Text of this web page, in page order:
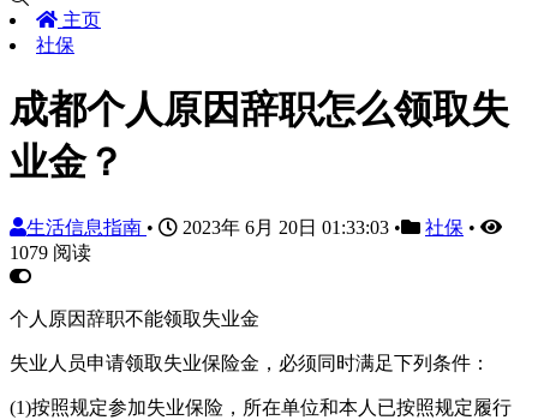
主页
社保
成都个人原因辞职怎么领取失
业金？
生活信息指南 • 2023年 6月 20日 01:33:03 • 社保 •
1079 阅读
个人原因辞职不能领取失业金
失业人员申请领取失业保险金，必须同时满足下列条件：
(1)按照规定参加失业保险，所在单位和本人已按照规定履行